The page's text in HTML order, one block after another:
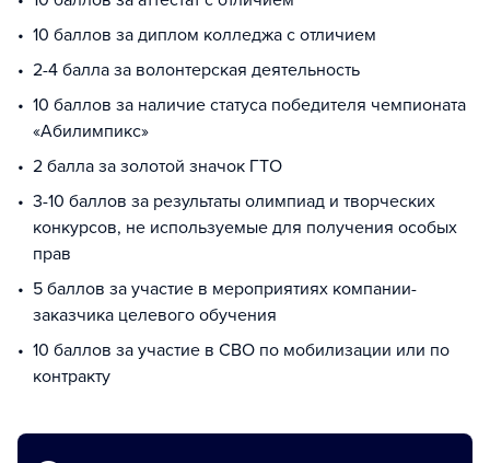
10 баллов за диплом колледжа с отличием
2-4 балла за волонтерская деятельность
10 баллов за наличие статуса победителя чемпионата
«Абилимпикс»
2 балла за золотой значок ГТО
3-10 баллов за результаты олимпиад и творческих
конкурсов, не используемые для получения особых
прав
5 баллов за участие в мероприятиях компании-
заказчика целевого обучения
10 баллов за участие в СВО по мобилизации или по
контракту